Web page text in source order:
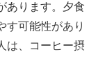
あります。夕食
す可能性があり
は、コーヒー摂